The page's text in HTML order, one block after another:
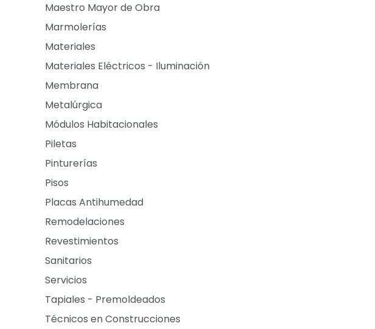
Maestro Mayor de Obra
Marmolerías
Materiales
Materiales Eléctricos - Iluminación
Membrana
Metalúrgica
Módulos Habitacionales
Piletas
Pinturerías
Pisos
Placas Antihumedad
Remodelaciones
Revestimientos
Sanitarios
Servicios
Tapiales - Premoldeados
Técnicos en Construcciones